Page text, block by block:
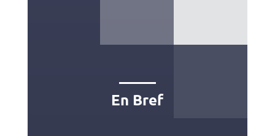
En Bref